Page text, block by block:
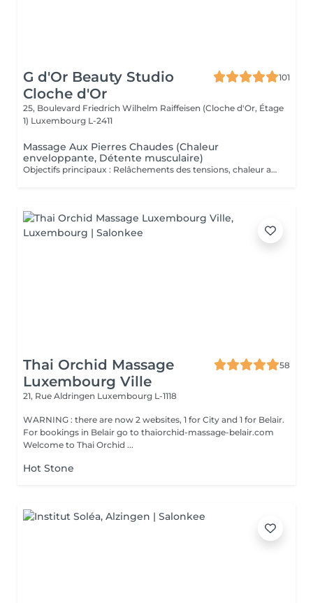
G d'Or Beauty Studio
Cloche d'Or
101
25, Boulevard Friedrich Wilhelm Raiffeisen (Cloche d'Or, Étage
1) Luxembourg L-2411
Massage Aux Pierres Chaudes (Chaleur
enveloppante, Détente musculaire)
Objectifs principaux : Relâchements des tensions, chaleur apaisante, détente profonde: Massage enveloppant réalisé à l'aide de pierres volcaniques chauffées, délicatement positionnées sur des points stratégiques du corps et utilisées pour effectuer des mouvements lents et fluides. La chaleur diffuse pénètre progressivement les tissus, assouplit les zones contractées et favorise une détente musculaire en profondeur. Véritable rituel de thermothérapie, ce soin exploite les bienfaits thérapeutiques de la chaleur pour stimuler la circulation, soutenir l'oxygénation des tissus et apaiser les tensions accumulées. Il procure une sensation immédiate de confort et d'équilibre, idéale en période de fatigue ou lorsque le corps a besoin d'être profondément réchauffé et revitalisé. Fréquence recommandée : Ponctuellement, ou toutes les 2 à 3 semaines dans le cadre d'un entretien régulier.
Thai Orchid Massage
Luxembourg Ville
58
21, Rue Aldringen Luxembourg L-1118
WARNING : there are now 2 websites, 1 for City and 1 for Belair.
For bookings in Belair go to thaiorchid-massage-belair.com
Welcome to Thai Orchid ...
Hot Stone